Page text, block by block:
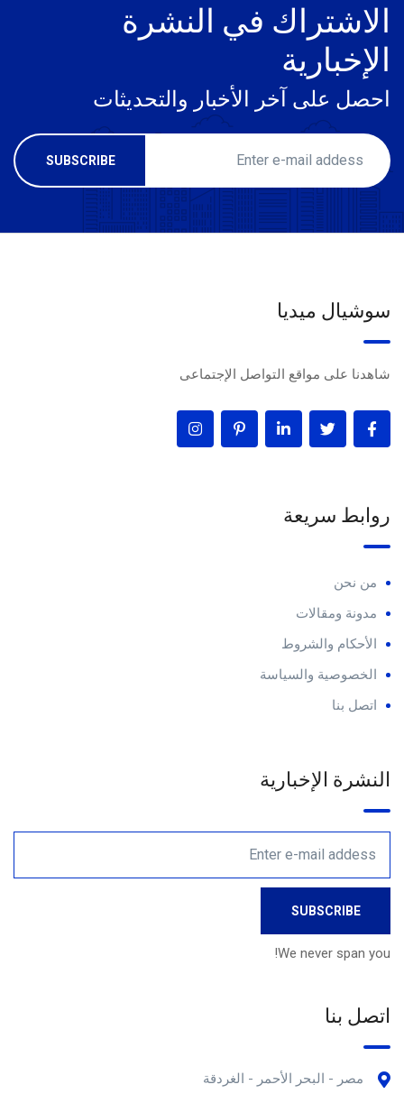
الاشتراك في النشرة
الإخبارية
احصل على آخر الأخبار والتحديثات
سوشيال ميديا
شاهدنا على مواقع التواصل الإجتماعى
روابط سريعة
من نحن
مدونة ومقالات
الأحكام والشروط
الخصوصية والسياسة
اتصل بنا
النشرة الإخبارية
We never span you!
اتصل بنا
مصر - البحر الأحمر - الغردقة